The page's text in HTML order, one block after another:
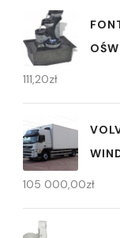
111,20zł
105 000,00zł